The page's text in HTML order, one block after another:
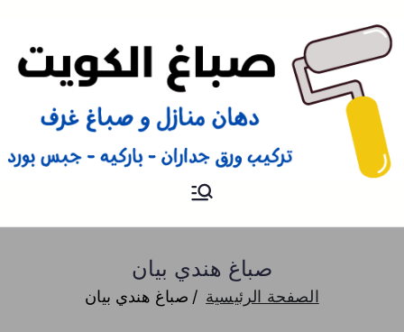
صباغ
صباغ هندي بيان
الصفحة الرئيسية صباغ هندي بيان